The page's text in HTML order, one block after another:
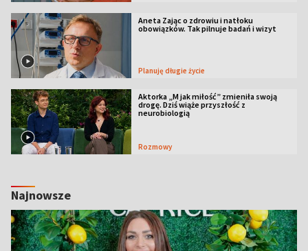
Aneta Zając o zdrowiu i natłoku
obowiązków. Tak pilnuje badań i wizyt
Planuję długie życie
Aktorka „M jak miłość” zmieniła swoją
drogę. Dziś wiąże przyszłość z
neurobiologią
Rozmowy
Najnowsze